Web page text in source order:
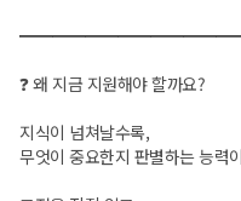
❓ 왜 지금 지원해야 할까요?
지식이 넘쳐날수록,
무엇이 중요한지 판별하는 능력